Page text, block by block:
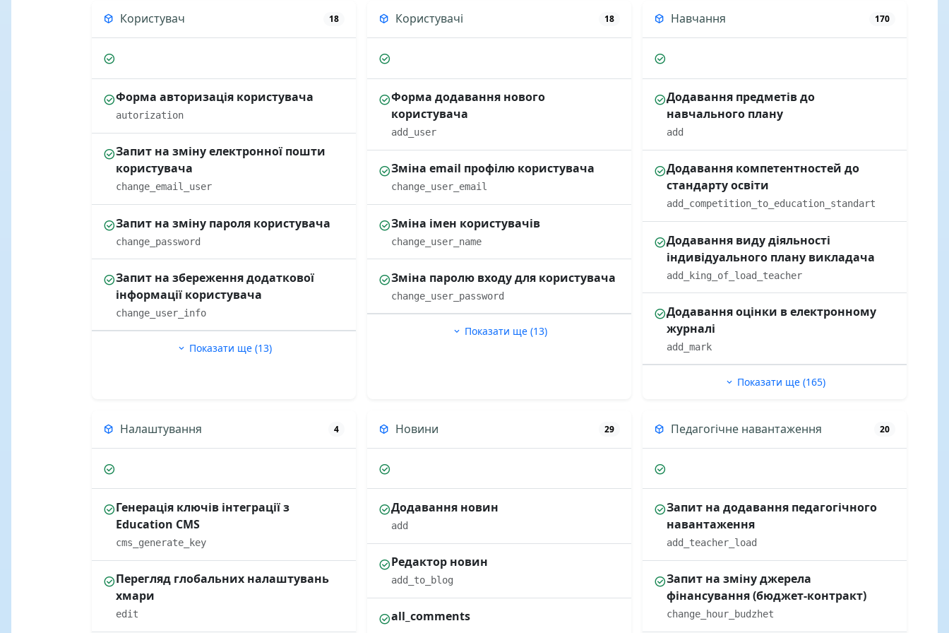
Користувач 18
Форма авторизація користувача
autorization
Запит на зміну електронної пошти
користувача
change_email_user
Запит на зміну пароля користувача
change_password
Запит на збереження додаткової
інформації користувача
change_user_info
Показати ще (13)
Користувачі 18
Форма додавання нового
користувача
add_user
Зміна email профілю користувача
change_user_email
Зміна імен користувачів
change_user_name
Зміна паролю входу для користувача
change_user_password
Показати ще (13)
Навчання 170
Додавання предметів до
навчального плану
add
Додавання компетентностей до
стандарту освіти
add_competition_to_education_standart
Додавання виду діяльності
індивідуального плану викладача
add_king_of_load_teacher
Додавання оцінки в електронному
журналі
add_mark
Показати ще (165)
Налаштування 4
Генерація ключів інтеграції з
Education CMS
cms_generate_key
Перегляд глобальних налаштувань
хмари
edit
Новини 29
Додавання новин
add
Редактор новин
add_to_blog
all_comments
Педагогічне навантаження 20
Запит на додавання педагогічного
навантаження
add_teacher_load
Запит на зміну джерела
фінансування (бюджет-контракт)
change_hour_budzhet